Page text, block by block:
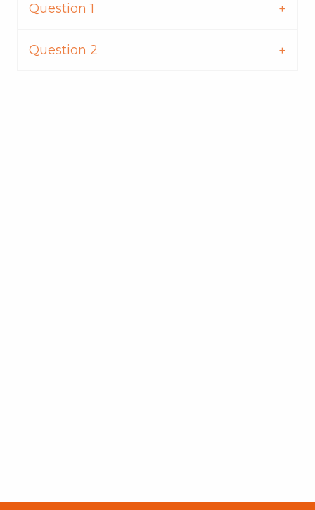
Question 1
Question 2